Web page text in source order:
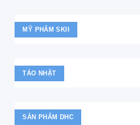
MỸ PHẨM SKII
TẢO NHẬT
SẢN PHẨM DHC